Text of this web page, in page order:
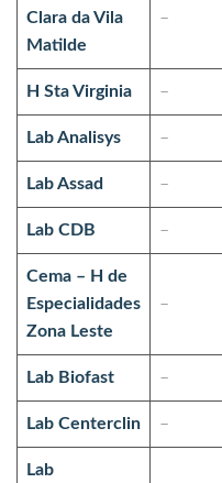
Clara da Vila
Matilde
–
H Sta Virginia –
Lab Analisys –
Lab Assad –
Lab CDB –
Cema – H de
Especialidades
Zona Leste
–
Lab Biofast –
Lab Centerclin –
Lab